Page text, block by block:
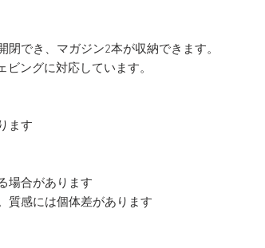
閉でき、マガジン2本が収納できます。
ビングに対応しています。
ます
場合があります
質感には個体差があります